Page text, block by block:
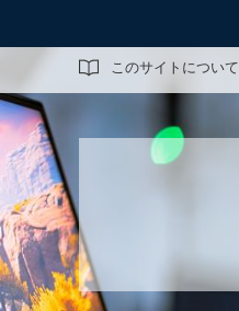
このサイトについて
サイト内検索